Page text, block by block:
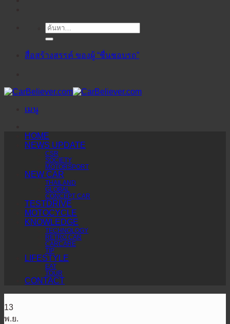
ค้นหา:
สื่อสร้างสรรค์ ของผู้ “ชื่นชอบรถ”
เมนู
HOME
NEWS UPDATE
CSR
SOCIETY
MOTORSPORT
NEW CAR
THAILAND
GLOBAL
CONCEPT CAR
TESTDRIVE
MOTOCYCLE
KNOWLEDGE
TECHNOLOGY
RETRO CAR
CARCARE
TIP
LIFESTYLE
EAT
TOUR
CONTACT
13
พ.ย.